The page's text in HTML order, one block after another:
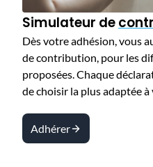
Simulateur de
Dès votre adhésion, vous
de contribution, pour les
proposées. Chaque
de choisir la plus adaptée à
Adhérer